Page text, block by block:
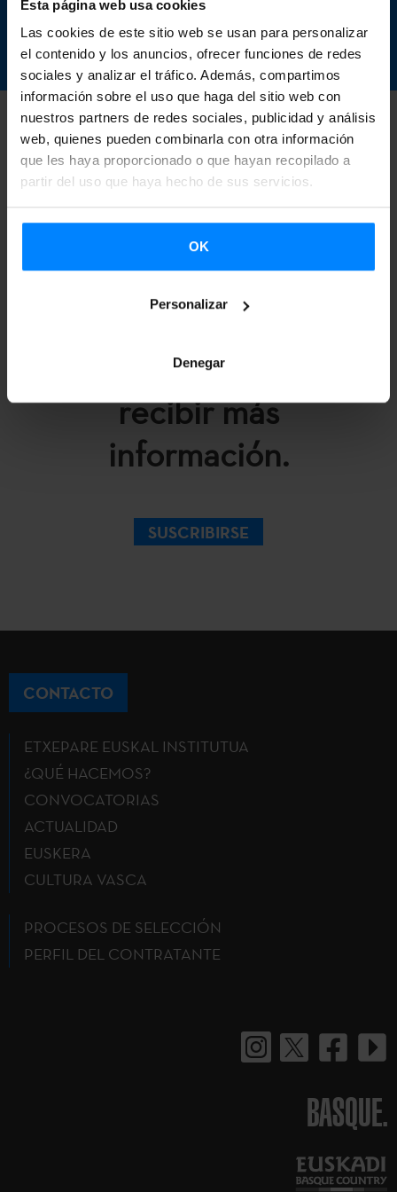
Esta página web usa cookies
Las cookies de este sitio web se usan para personalizar
el contenido y los anuncios, ofrecer funciones de redes
sociales y analizar el tráfico. Además, compartimos
información sobre el uso que haga del sitio web con
nuestros partners de redes sociales, publicidad y análisis
web, quienes pueden combinarla con otra información
que les haya proporcionado o que hayan recopilado a
partir del uso que haya hecho de sus servicios.
OK
Personalizar
Denegar
DESCARGAR
VOLVER
Suscríbete a nuestra
Newsletter para
recibir más
información.
SUSCRIBIRSE
CONTACTO
ETXEPARE EUSKAL INSTITUTUA
¿QUÉ HACEMOS?
CONVOCATORIAS
ACTUALIDAD
EUSKERA
CULTURA VASCA
PROCESOS DE SELECCIÓN
PERFIL DEL CONTRATANTE
BASQUE.